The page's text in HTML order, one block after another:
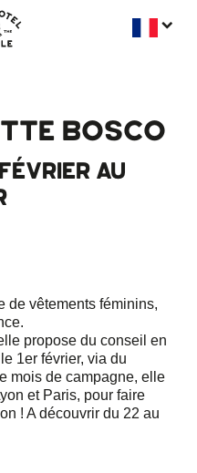
BOSCO
AU
de vêtements féminins,
propose du conseil en
1er février, via du
mois de campagne, elle
et Paris, pour faire
! A découvrir du 22 au